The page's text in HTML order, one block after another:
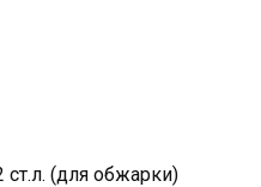
ст.л. (для обжарки)